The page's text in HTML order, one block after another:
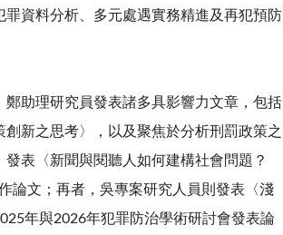
資料分析、多元處遇實務精進及再犯預防
助理研究員發表諸多具影響力文章，包括
新之思考〉，以及聚焦於分析刑罰政策之
表〈新聞與閱聽人如何建構社會問題？
論文；再者，吳專案研究人員則發表〈淺
年與2026年犯罪防治學術研討會發表論